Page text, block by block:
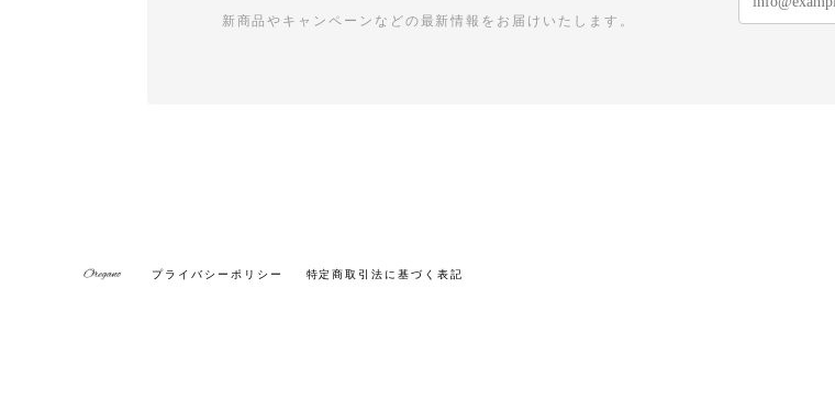
新商品やキャンペーンなどの最新情報をお届けいたします。
プライバシーポリシー 特定商取引法に基づく表記